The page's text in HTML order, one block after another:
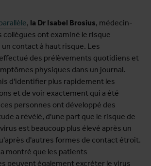
, la Dr Isabel Brosius, médecin-
collègues ont examiné le risque
contact à haut risque. Les
des prélèvements quotidiens et
physiques dans un journal.
d'identifier plus rapidement les
et de voir exactement qui a été
personnes ont développé des
a révélé, d'une part que le risque de
est beaucoup plus élevé après un
d'autres formes de contact étroit.
montré que les patients
peuvent également excréter le virus